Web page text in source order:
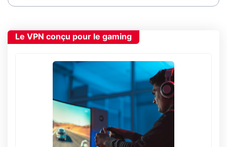
Le VPN conçu pour le gaming